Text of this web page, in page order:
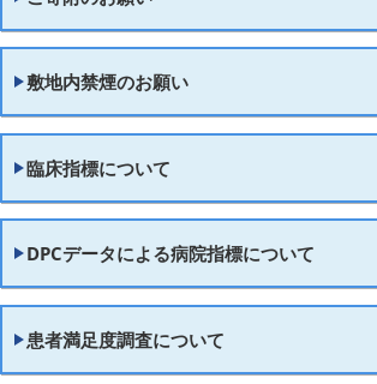
敷地内禁煙のお願い
臨床指標について
DPCデータによる病院指標について
患者満足度調査について